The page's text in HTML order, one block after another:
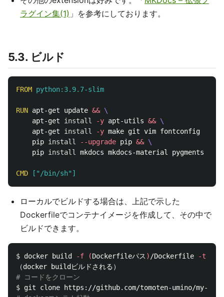
ラグイン集(1) 」を参考にしております。
5.3. ビルド
FROM python:3.9.7-slim
RUN apt-get update &&
    apt-get
install -y apt-utils &&
    apt-get
install -y make git vim fontconfig
    pip
install --upgrade pip &&
    pip
install mkdocs mkdocs-material pygments
CMD ["/bin/sh"]
ローカルでビルドする場合は、上記で示した
Dockerfileでコンテナイメージを作成して、その中で
ビルドできます。
$ docker build -f (Dockerfileパス )/Dockerfile -t
# コードをクローン
$